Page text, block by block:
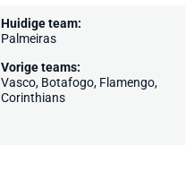
Huidige team:
Palmeiras
Vorige teams:
Vasco, Botafogo, Flamengo,
Corinthians